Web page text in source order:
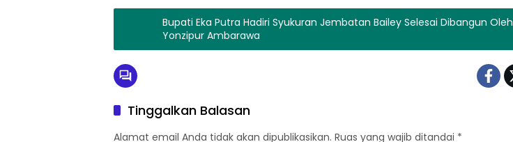
Bupati Eka Putra Hadiri Syukuran Jembatan Bailey Selesai Dibangun Oleh
Yonzipur Ambarawa
Tinggalkan Balasan
Alamat email Anda tidak akan dipublikasikan. Ruas yang wajib ditandai *